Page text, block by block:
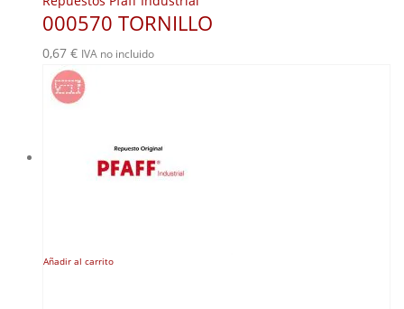
000570 TORNILLO
0,67 € IVA no incluido
Añadir al carrito